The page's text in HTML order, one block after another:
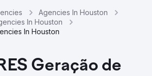
Agencies In Houston
In Houston
In Houston
Geração de